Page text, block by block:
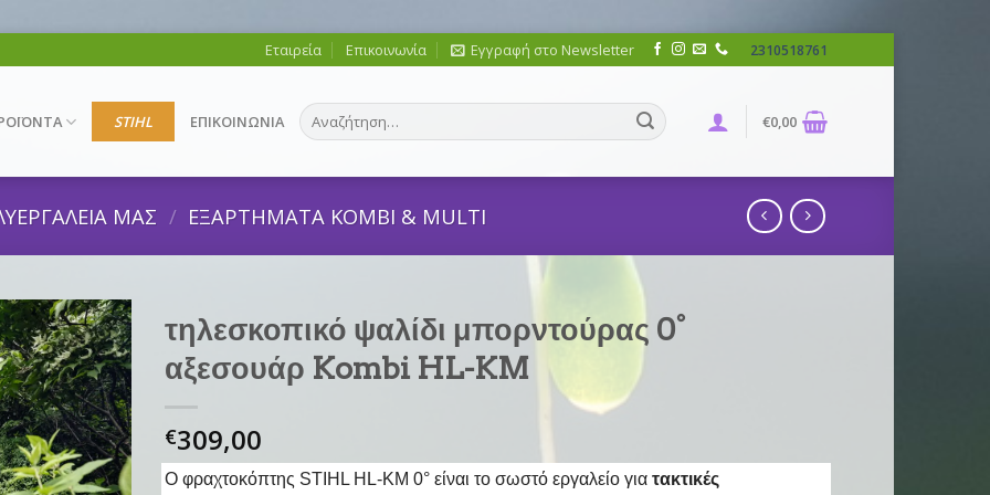
Εταιρεία Επικοινωνία Εγγραφή στο Newsletter 2310518761
STIHL ΕΠΙΚΟΙΝΩΝΙΑ
Αναζήτηση
για:
€0,00
ΜΑΣ / EΞΑΡΤΗΜΑΤΑ KOMBI & MULTI
τηλεσκοπικό ψαλίδι μπορντούρας 0°
αξεσουάρ Kombi HL-KM
€309,00
Ο φραχτοκόπτης STIHL HL-KM 0° είναι το σωστό εργαλείο για τακτικές